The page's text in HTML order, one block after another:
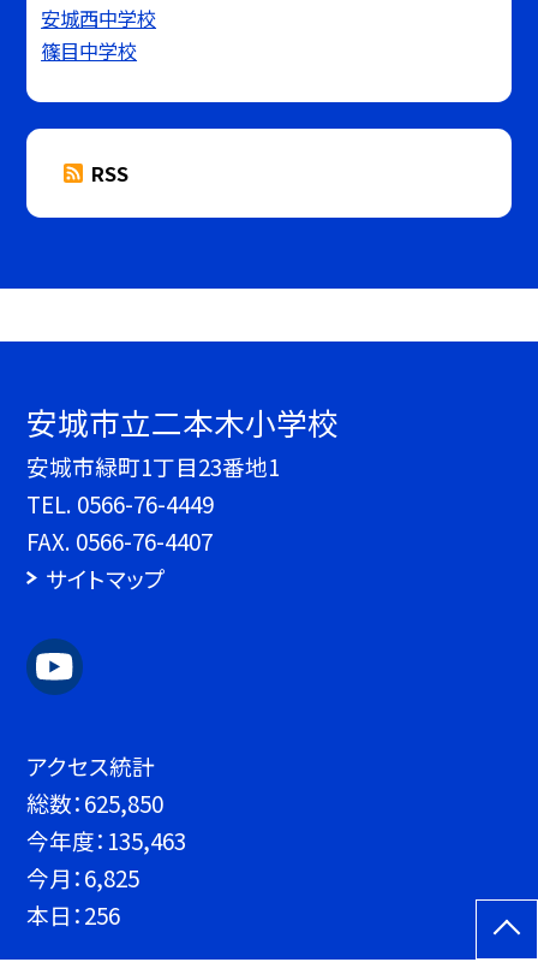
安城西中学校
篠目中学校
RSS
安城市立二本木小学校
安城市緑町1丁目23番地1
TEL. 0566-76-4449
FAX. 0566-76-4407
サイトマップ
アクセス統計
総数：625,850
今年度： 135,463
今月：6,825
本日：256